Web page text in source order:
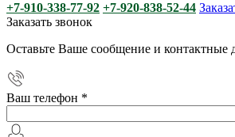
+7-910-338-77-92 +7-920-838-52-44
Заказать звонок
Оставьте Ваше сообщение и
Ваш телефон *